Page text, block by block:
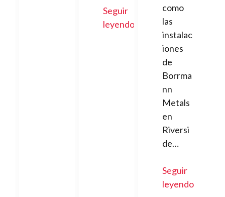
Seguir
leyendo
como
las
instalac
iones
de
Borrma
nn
Metals
en
Riversi
de…
Seguir
leyendo